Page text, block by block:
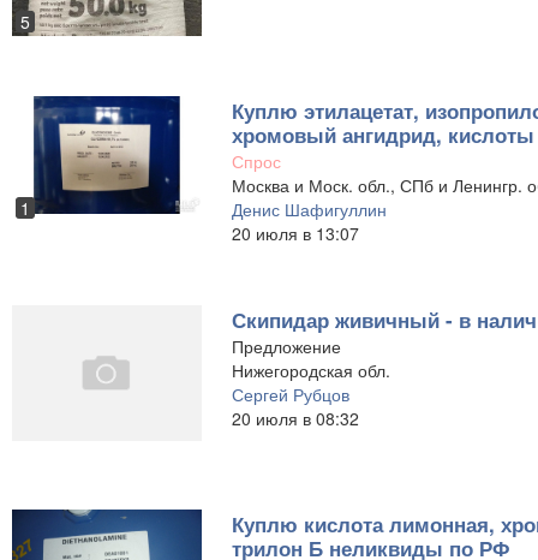
5
1
Куплю этилацетат,
хромовый ангидрид,
Спрос
Москва и Моск. обл., СПб и Ленингр.
Денис Шафигуллин
20 июля в 13:07
Скипидар живичный - в
Предложение
Нижегородская обл.
Сергей Рубцов
20 июля в 08:32
Куплю кислота лимонная,
трилон Б неликвиды по РФ